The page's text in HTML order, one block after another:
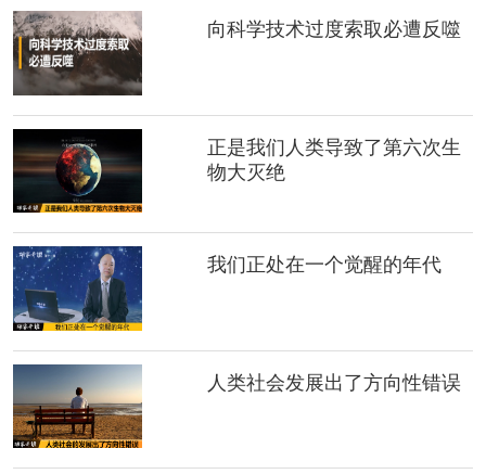
向科学技术过度索取必遭反噬
正是我们人类导致了第六次生
物大灭绝
我们正处在一个觉醒的年代
人类社会发展出了方向性错误